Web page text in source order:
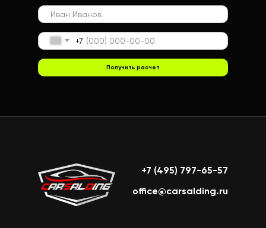
+7
Получить расчет
office@carsalding.ru
+7 (495) 797-65-57